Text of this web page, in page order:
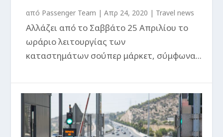
από Passenger Team |Απρ 24, 2020 | Travel news
Αλλάζει από το Σαββάτο 25 Απριλίου το
ωράριο λειτουργίας των
καταστημάτων σούπερ μάρκετ, σύμφωνα...